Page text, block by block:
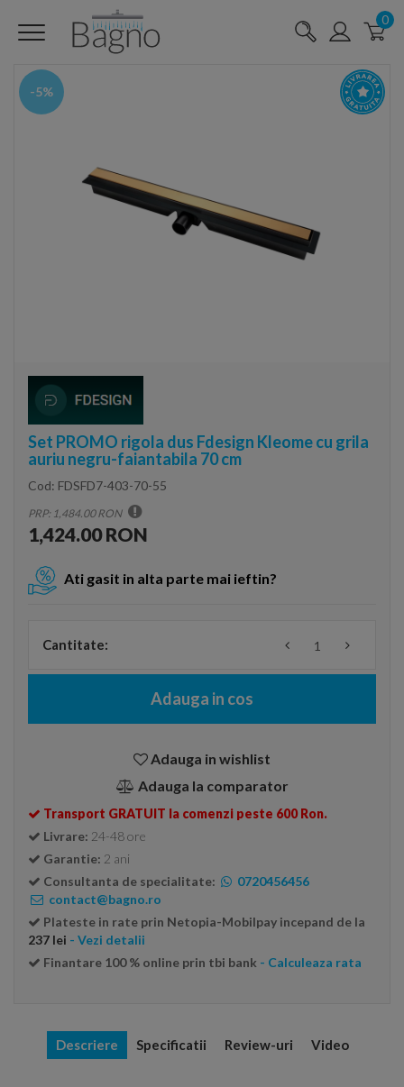
0
-5%
Set PROMO rigola dus Fdesign Kleome cu grila
auriu negru-faiantabila 70 cm
Cod: FDSFD7-403-70-55
PRP: 1,484.00 RON
1,424.00 RON
Ati gasit in alta parte mai ieftin?
Cantitate:
Adauga in cos
Adauga in wishlist
Adauga la comparator
Transport GRATUIT la comenzi peste 600 Ron.
Livrare: 24-48 ore
Garantie: 2 ani
Consultanta de specialitate:
0720456456
contact@bagno.ro
Plateste in rate prin Netopia-Mobilpay incepand de la
237 lei - Vezi detalii
Finantare 100 % online prin tbi bank - Calculeaza rata
Descriere Specificatii Review-uri Video